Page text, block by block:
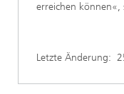
erreichen können«,
Letzte Änderung: